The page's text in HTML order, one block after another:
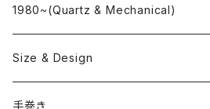
"delve"
海外ブランド
OMEGA
ROLEX
国産ブランド
SEIKO
1980~(Quartz & Mechanical)
Size & Design
~24.9mm
手巻き